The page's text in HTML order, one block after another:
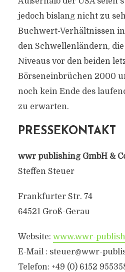
jedoch bislang nicht zu
Buchwert-Verhältnissen
den Schwellenländern,
Niveaus vor den beiden
Börseneinbrüchen 2000
noch kein Ende des
zu erwarten.
PRESSEKONTAKT
wwr publishing GmbH &
Steffen Steuer
Frankfurter Str. 74
64521 Groß-Gerau
Website: www.wwr-
E-Mail : steuer@wwr-
Telefon: +49 (0) 6152